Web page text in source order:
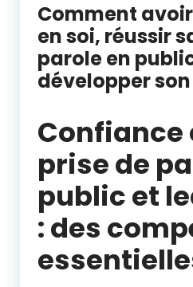
Comment
en soi, réussir
parole en
développer
Confiance
prise de
public et
: des